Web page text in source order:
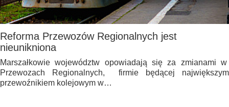
Reforma Przewozów Regionalnych jest
nieunikniona
Marszałkowie województw opowiadają się za zmianami w
Przewozach Regionalnych, firmie będącej największym
przewoźnikiem kolejowym w…